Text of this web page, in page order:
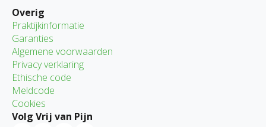
Overig
Praktijkinformatie
Garanties
Algemene voorwaarden
Privacy verklaring
Ethische code
Meldcode
Cookies
Volg Vrij van Pijn